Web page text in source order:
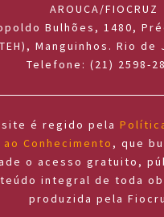
AROUCA/FIOCRUZ
Bulhões, 1480,
Manguinhos. Rio de
Telefone: (21) 2598-
é regido pela
Conhecimento , que
o acesso gratuito,
integral de toda
produzida pela